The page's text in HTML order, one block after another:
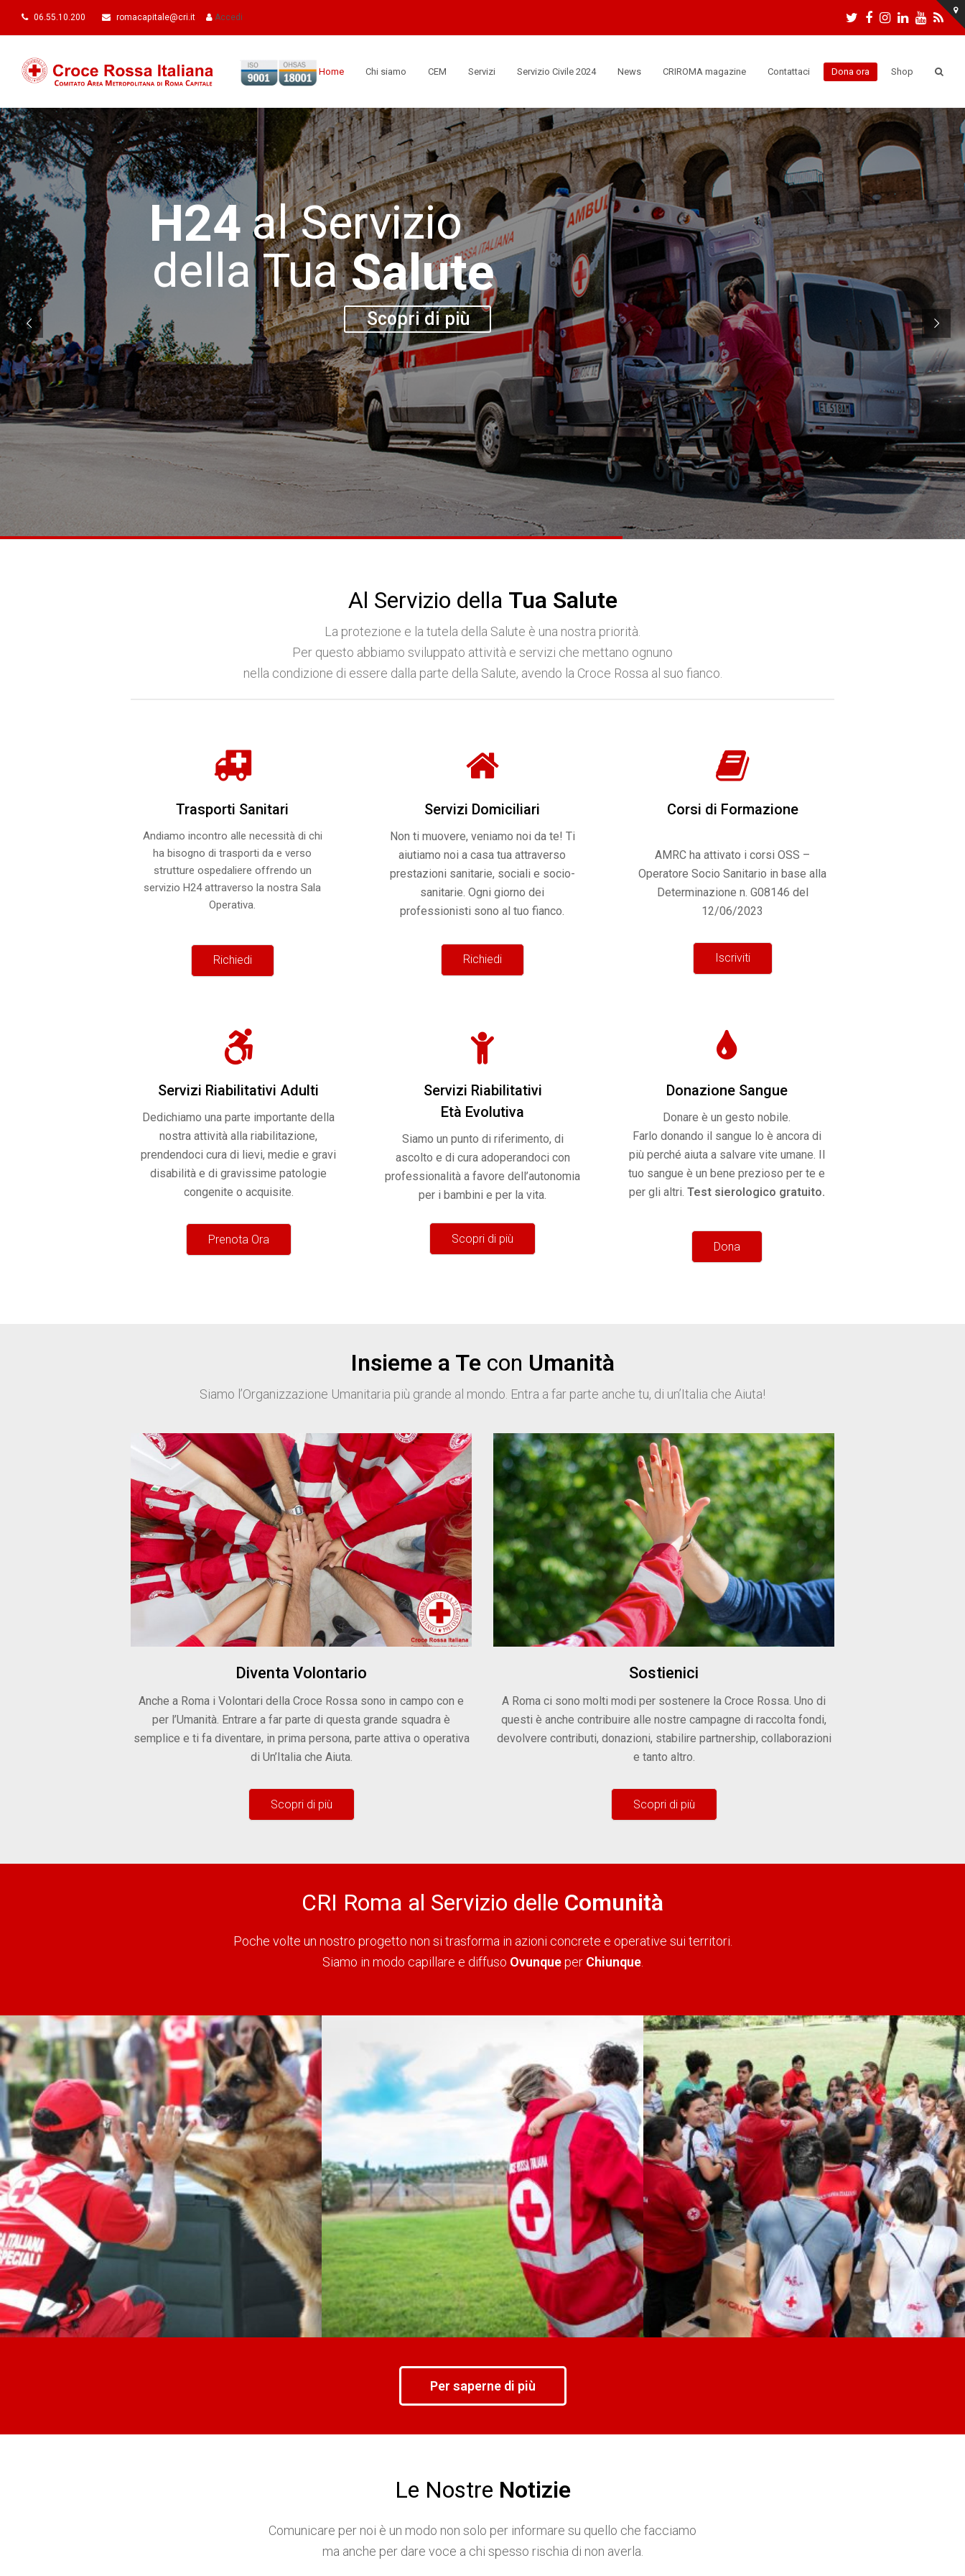
06.55.10.200 romacapitale@cri.it Accedi Twitter
Facebook
Instagram
LinkedIn
Home Chi siamo CEM Servizi Servizio Civile 2024 News CRIROMA magazine Contattaci Dona ora Shop
H24 al Servizio
della Tua Salute
Scopri di più
Al Servizio della Tua Salute
La protezione e la tutela della Salute è una nostra priorità.
Per questo abbiamo sviluppato attività e servizi che mettano ognuno
nella condizione di essere dalla parte della Salute, avendo la Croce Rossa al suo fianco.
Trasporti Sanitari
Andiamo incontro alle necessità di chi
ha bisogno di trasporti da e verso
strutture ospedaliere offrendo un
servizio H24 attraverso la nostra Sala
Operativa.
Richiedi
Servizi Domiciliari
Non ti muovere, veniamo noi da te! Ti
aiutiamo noi a casa tua attraverso
prestazioni sanitarie, sociali e socio-
sanitarie. Ogni giorno dei
professionisti sono al tuo fianco.
Richiedi
Corsi di Formazione
AMRC ha attivato i corsi OSS –
Operatore Socio Sanitario in base alla
Determinazione n. G08146 del
12/06/2023
Iscriviti
Servizi Riabilitativi Adulti
Dedichiamo una parte importante della
nostra attività alla riabilitazione,
prendendoci cura di lievi, medie e gravi
disabilità e di gravissime patologie
congenite o acquisite.
Prenota Ora
Servizi Riabilitativi
Età Evolutiva
Siamo un punto di riferimento, di
ascolto e di cura adoperandoci con
professionalità a favore dell’autonomia
per i bambini e per la vita.
Scopri di più
Donazione Sangue
Donare è un gesto nobile.
Farlo donando il sangue lo è ancora di
più perché aiuta a salvare vite umane. Il
tuo sangue è un bene prezioso per te e
per gli altri. Test sierologico gratuito.
Dona
Insieme a Tecon Umanità
Siamo l’Organizzazione Umanitaria più grande al mondo. Entra a far parte anche tu, di un’Italia che Aiuta!
Diventa Volontario
Anche a Roma i Volontari della Croce Rossa sono in campo con e
per l’Umanità. Entrare a far parte di questa grande squadra è
semplice e ti fa diventare, in prima persona, parte attiva o operativa
di Un’Italia che Aiuta.
Scopri di più
Sostienici
A Roma ci sono molti modi per sostenere la Croce Rossa. Uno di
questi è anche contribuire alle nostre campagne di raccolta fondi,
devolvere contributi, donazioni, stabilire partnership, collaborazioni
e tanto altro.
Scopri di più
CRI Roma al Servizio delle Comunità
Poche volte un nostro progetto non si trasforma in azioni concrete e operative sui territori.
Siamo in modo capillare e diffuso Ovunqueper Chiunque.
Per saperne di più
Le Nostre Notizie
Comunicare per noi è un modo non solo per informare su quello che facciamo
ma anche per dare voce a chi spesso rischia di non averla.